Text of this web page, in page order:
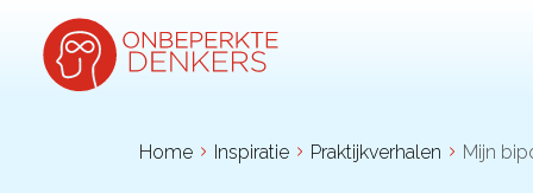
Home Inspiratie Praktijkverhalen Mijn